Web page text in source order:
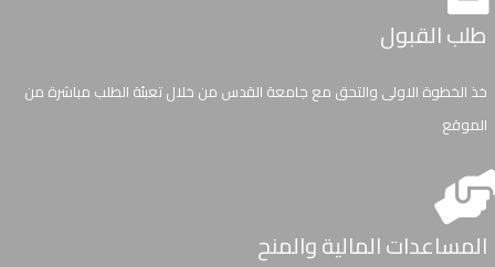
طلب القبول
خذ الخطوة الاولى والتحق مع جامعة القدس من خلال تعبئة الطلب مباشرة من
الموقع
المساعدات المالية والمنح